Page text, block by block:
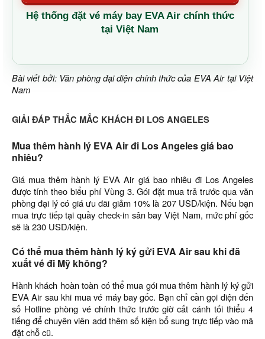
Hệ thống đặt vé máy bay EVA Air chính thức
tại Việt Nam
Bài viết bởi: Văn phòng đại diện chính thức của EVA Air tại Việt
Nam
GIẢI ĐÁP THẮC MẮC KHÁCH ĐI LOS ANGELES
Mua thêm hành lý EVA Air đi Los Angeles giá bao
nhiêu?
Giá mua thêm hành lý EVA Air giá bao nhiêu đi Los Angeles
được tính theo biểu phí Vùng 3. Gói đặt mua trả trước qua văn
phòng đại lý có giá ưu đãi giảm 10% là 207 USD/kiện. Nếu bạn
mua trực tiếp tại quầy check-in sân bay Việt Nam, mức phí gốc
sẽ là 230 USD/kiện.
Có thể mua thêm hành lý ký gửi EVA Air sau khi đã
xuất vé đi Mỹ không?
Hành khách hoàn toàn có thể mua gói mua thêm hành lý ký gửi
EVA Air sau khi mua vé máy bay gốc. Bạn chỉ cần gọi điện đến
số Hotline phòng vé chính thức trước giờ cất cánh tối thiểu 4
tiếng để chuyên viên add thêm số kiện bổ sung trực tiếp vào mã
đặt chỗ cũ.